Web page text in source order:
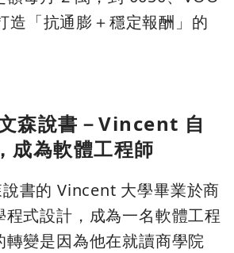
造「抗通膨＋穩定報酬」的
森說書－Vincent 自
成為軟體工程師
書的 Vincent 大學畢業於商
式設計，成為一名軟體工程
轉變是因為他在就讀商學院